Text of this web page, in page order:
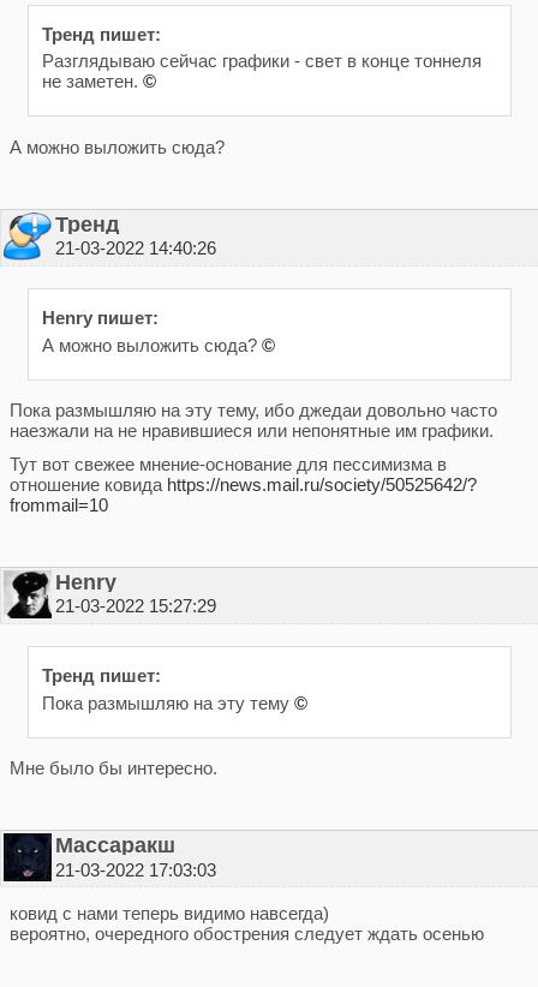
Тренд пишет:
Разглядываю сейчас графики - свет в конце тоннеля
не заметен. ©
А можно выложить сюда?
Тренд
21-03-2022 14:40:26
Henry пишет:
А можно выложить сюда? ©
Пока размышляю на эту тему, ибо джедаи довольно часто
наезжали на не нравившиеся или непонятные им графики.
Тут вот свежее мнение-основание для пессимизма в
отношение ковида https://news.mail.ru/society/50525642/?
frommail=10
Henry
21-03-2022 15:27:29
Тренд пишет:
Пока размышляю на эту тему ©
Мне было бы интересно.
Массаракш
21-03-2022 17:03:03
ковид с нами теперь видимо навсегда)
вероятно, очередного обострения следует ждать осенью